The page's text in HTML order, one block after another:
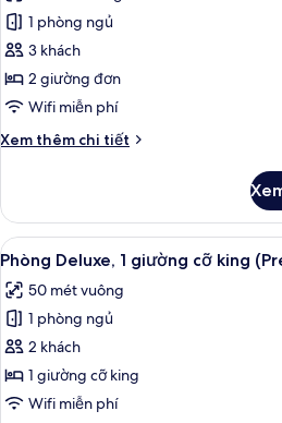
quang
cảnh
thành
phố
Phòng
Superior,
2
giường
quang
phố
1 phòng ngủ
3 khách
2 giường đơn
Wifi miễn phí
Xem thêm chi tiết
Chi
Phòng
Superior,
2
giường
đơn,
quang
thành
phố
Xem
tất
cả
ảnh
Phòng
Deluxe,
1
6
Phòng Deluxe, 1 giường cỡ king
50 mét vuông
1 phòng ngủ
2 khách
1 giường cỡ king
Wifi miễn phí